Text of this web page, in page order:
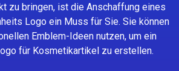
zu bringen, ist die Anschaffung eines
Logo ein Muss für Sie. Sie können
Emblem-Ideen nutzen, um ein
für Kosmetikartikel zu erstellen.